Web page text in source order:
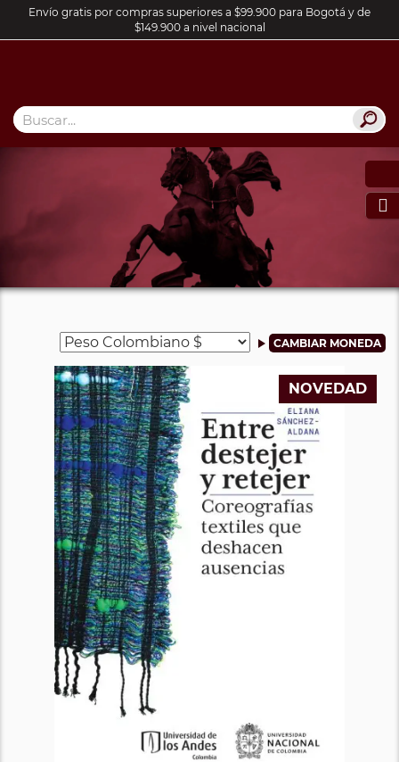
Envío gratis por compras superiores a $99.900 para Bogotá y de
$149.900 a nivel nacional

NOVEDAD